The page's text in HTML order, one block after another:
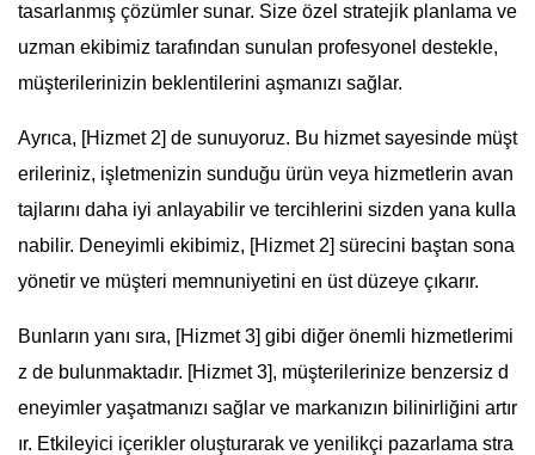
tasarlanmış çözümler sunar. Size özel stratejik planlama ve
uzman ekibimiz tarafından sunulan profesyonel destekle,
müşterilerinizin beklentilerini aşmanızı sağlar.
Ayrıca, [Hizmet 2] de sunuyoruz. Bu hizmet sayesinde müşt
erileriniz, işletmenizin sunduğu ürün veya hizmetlerin avan
tajlarını daha iyi anlayabilir ve tercihlerini sizden yana kulla
nabilir. Deneyimli ekibimiz, [Hizmet 2] sürecini baştan sona
yönetir ve müşteri memnuniyetini en üst düzeye çıkarır.
Bunların yanı sıra, [Hizmet 3] gibi diğer önemli hizmetlerimi
z de bulunmaktadır. [Hizmet 3], müşterilerinize benzersiz d
eneyimler yaşatmanızı sağlar ve markanızın bilinirliğini artır
ır. Etkileyici içerikler oluşturarak ve yenilikçi pazarlama stra